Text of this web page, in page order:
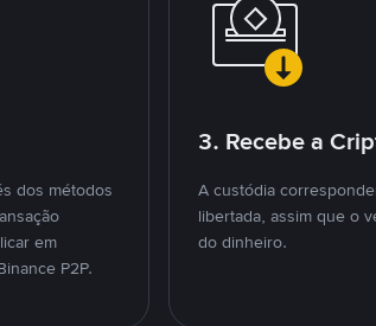
dos métodos
em
P2P.
3. Recebe a
A custódia
libertada, assim que o
do dinheiro.